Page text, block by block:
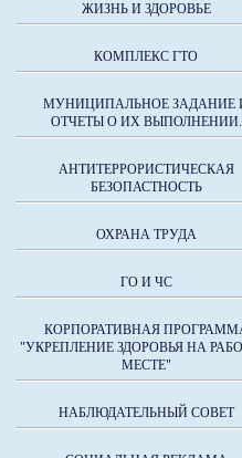
ЖИЗНЬ И ЗДОРОВЬЕ
КОМПЛЕКС ГТО
МУНИЦИПАЛЬНОЕ ЗАДАНИЕ
ОТЧЕТЫ О ИХ ВЫПОЛНЕНИИ.
АНТИТЕРРОРИСТИЧЕСКАЯ
БЕЗОПАСТНОСТЬ
ОХРАНА ТРУДА
ГО И ЧС
КОРПОРАТИВНАЯ
"УКРЕПЛЕНИЕ ЗДОРОВЬЯ НА
МЕСТЕ"
НАБЛЮДАТЕЛЬНЫЙ СОВЕТ